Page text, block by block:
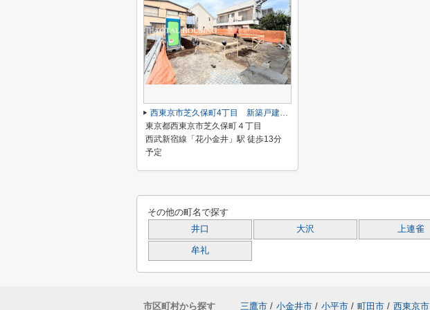
西東京市芝久保町4丁目 新築戸建 全1棟
東京都西東京市芝久保町４丁目
西武新宿線「花小金井」駅 徒歩13分
予定
その他の町名で探す
井口 大沢 上連雀
牟礼
市区町村から探す 三鷹市 / 小金井市 / 小平市 / 町田市 / 西東京市